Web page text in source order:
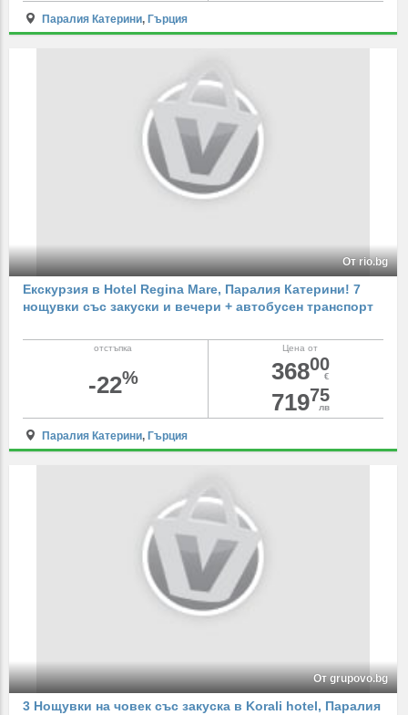
Паралия Катерини, Гърция
От rio.bg
Екскурзия в Hotel Regina Mare, Паралия Катерини! 7
нощувки със закуски и вечери + автобусен транспорт
Цена от
36800
€
71975
лв
отстъпка
-22%
Паралия Катерини, Гърция
От grupovo.bg
3 Нощувки на човек със закуска в Korali hotel, Паралия